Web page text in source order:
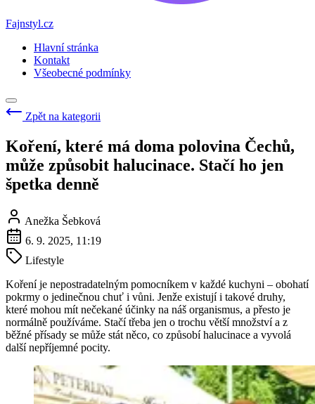
Fajnstyl.cz
Hlavní stránka
Kontakt
Všeobecné podmínky
Zpět na kategorii
Koření, které má doma polovina Čechů,
může způsobit halucinace. Stačí ho jen
špetka denně
Anežka Šebková
6. 9. 2025, 11:19
Lifestyle
Koření je nepostradatelným pomocníkem v každé kuchyni – obohatí
pokrmy o jedinečnou chuť i vůni. Jenže existují i takové druhy,
které mohou mít nečekané účinky na náš organismus, a přesto je
normálně používáme. Stačí třeba jen o trochu větší množství a z
běžné přísady se může stát něco, co způsobí halucinace a vyvolá
další nepříjemné pocity.